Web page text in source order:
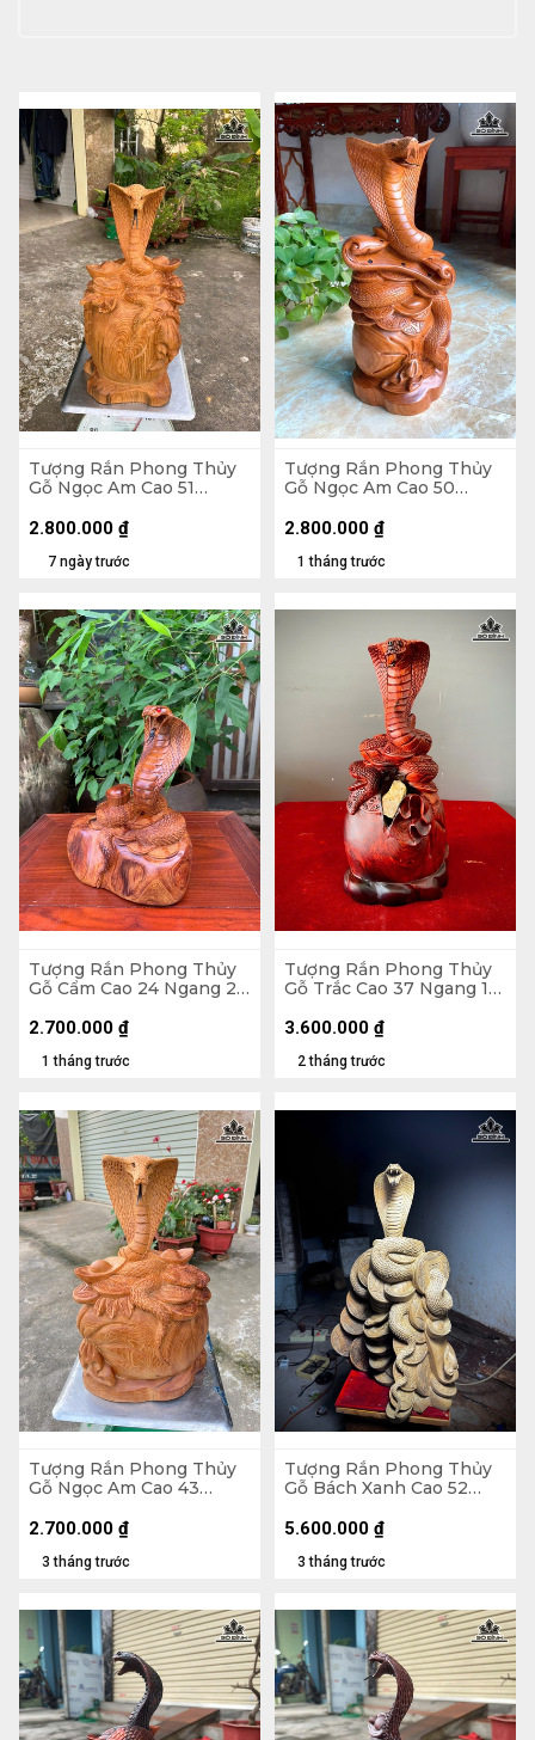
Tượng Rắn Phong Thủy
Gỗ Ngọc Am Cao 51
7 ngày trước
2.800.000 ₫
Tượng Rắn Phong Thủy
Gỗ Ngọc Am Cao 50
1 tháng trước
2.800.000 ₫
Tượng Rắn Phong Thủy
Gỗ Cẩm Cao 24 Ngang 23
1 tháng trước
2.700.000 ₫
Tượng Rắn Phong Thủy
Gỗ Trắc Cao 37 Ngang 15
2 tháng trước
3.600.000 ₫
Tượng Rắn Phong Thủy
Gỗ Ngọc Am Cao 43
3 tháng trước
2.700.000 ₫
Tượng Rắn Phong Thủy
Gỗ Bách Xanh Cao 52
3 tháng trước
5.600.000 ₫